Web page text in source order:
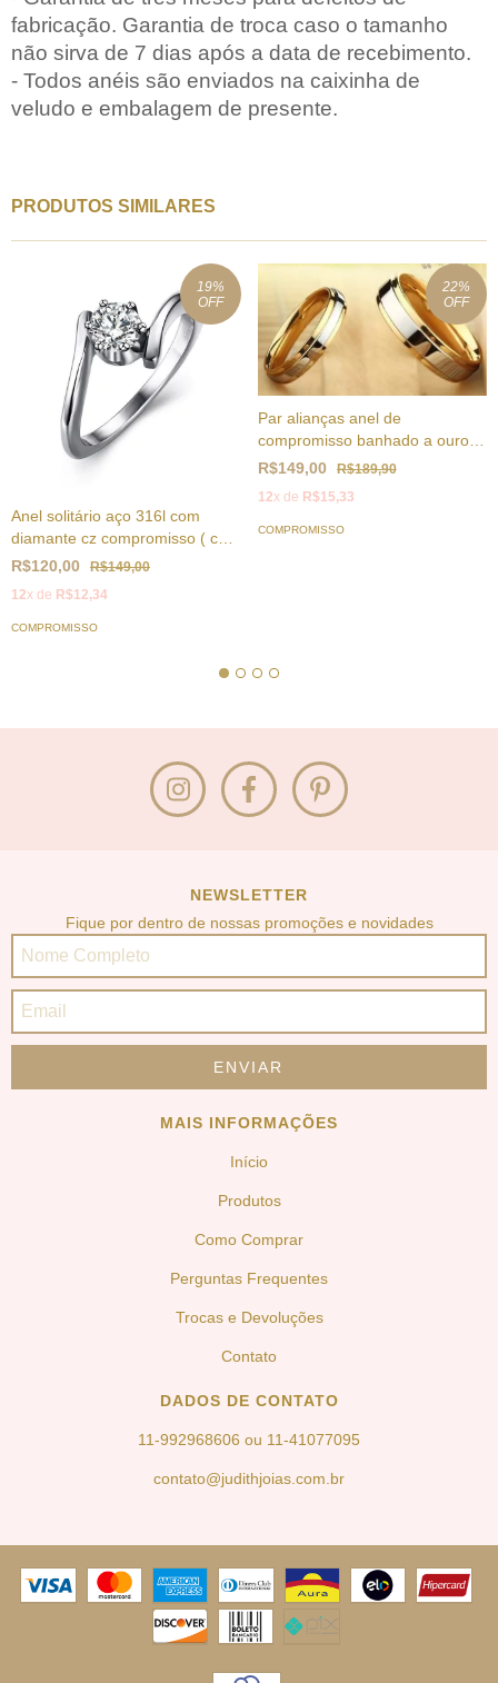
fabricação. Garantia de troca caso o tamanho
não sirva de 7 dias após a data de recebimento.
- Todos anéis são enviados na caixinha de
veludo e embalagem de presente.
PRODUTOS SIMILARES
19%
OFF
Anel solitário aço 316l com
diamante cz compromisso ( cod.
RC-024 )
R$120,00
R$149,00
12x de R$12,34
COMPROMISSO
22%
OFF
Par alianças anel de
compromisso banhado a ouro
18k
R$149,00
R$189,90
12x de R$15,33
COMPROMISSO
NEWSLETTER
Fique por dentro de nossas promoções e novidades
MAIS INFORMAÇÕES
Início
Produtos
Como Comprar
Perguntas Frequentes
Trocas e Devoluções
Contato
DADOS DE CONTATO
11-992968606 ou 11-41077095
contato@judithjoias.com.br